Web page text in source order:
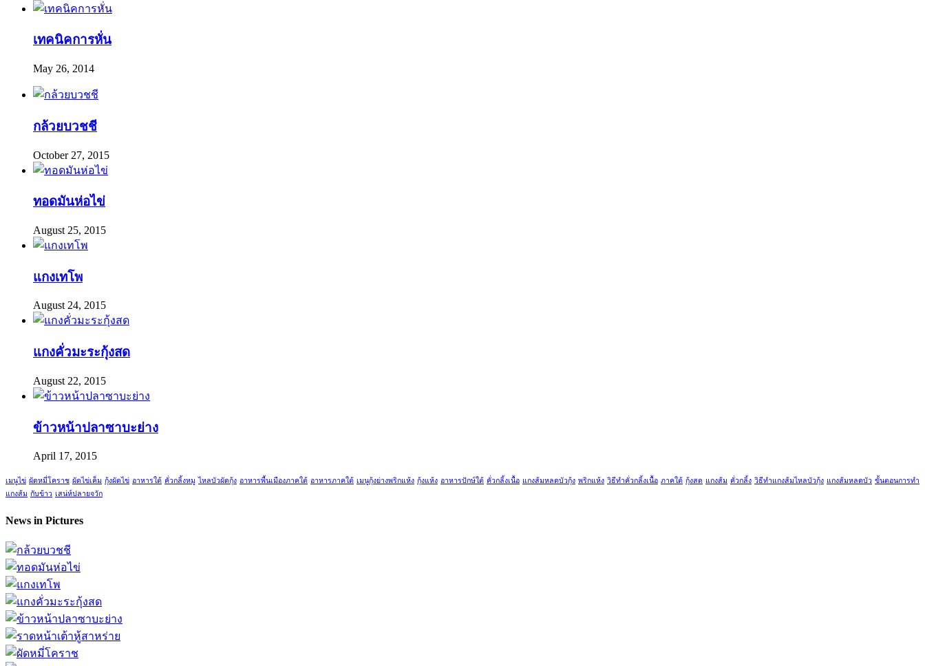
เทคนิคการหั่น
May 26, 2014
กล้วยบวชชี
October 27, 2015
ทอดมันห่อไข่
August 25, 2015
แกงเทโพ
August 24, 2015
แกงคั่วมะระกุ้งสด
August 22, 2015
ข้าวหน้าปลาซาบะย่าง
April 17, 2015
เมนูไข่ ผัดหมี่โคราช ผัดไข่เค็ม กุ้งผัดไข่ อาหารใต้ คั่วกลิ้งหมู ไหลบัวผัดกุ้ง อาหารพื้นเมืองภาคใต้ อาหารภาคใต้ เมนูกุ้งย่างพริกแห้ง กุ้งแห้ง อาหารปักษ์ใต้ คั่วกลิ้งเนื้อ แกงส้มหลดบัวกุ้ง พริกแห้ง วิธีทำคั่วกลิ้งเนื้อ ภาคใต้ กุ้งสด แกงส้ม คั่วกลิ้ง วิธีทำแกงส้มไหลบัวกุ้ง แกงส้มหลดบัว ขั้นตอนการทำ
แกงส้ม กับข้าว เสน่ห์ปลายจวัก
News in Pictures